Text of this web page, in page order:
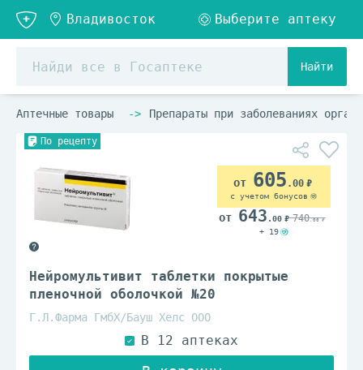
Найти
Аптечные товары Препараты при заболеваниях
По рецепту
Нейромультивит таблетки покрытые
пленочной оболочкой №20
Г.Л.Фарма ГмбХ/Бауш Хелс ООО
605 .00
с учетом бонусов
643 .00 740.00
+ 19